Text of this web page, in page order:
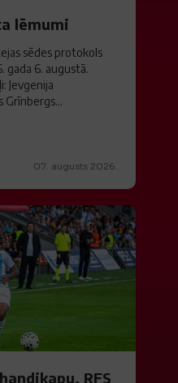
lēmumi
sēdes protokols
gada 6. augustā.
Jevgenija
Grīnbergs...
07. augusts 2026.
RFS